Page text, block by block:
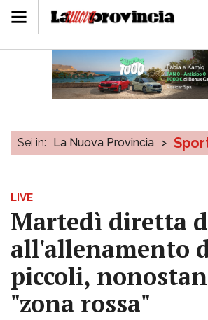
Sei in: La Nuova Provincia >
LIVE
Martedì diretta
all'allenamento
piccoli,
"zona rossa"